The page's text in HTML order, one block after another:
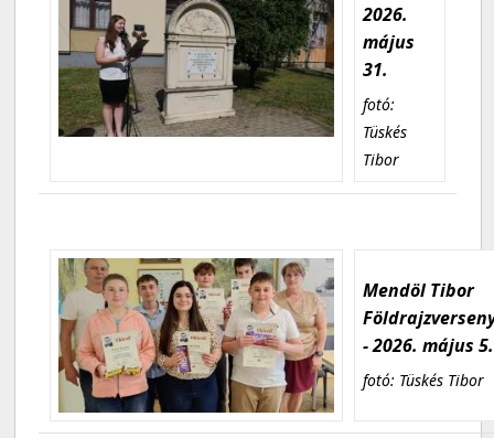
2026.
május
31.
fotó:
Tüskés
Tibor
Mendöl Tibor
- 2026. május 5.
fotó: Tüskés Tibor